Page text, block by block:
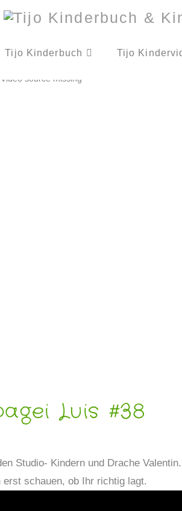
Tijo Kinderbuch Tijo
Video source missing
Luis #38
Studio- Kindern und Drache
schauen, ob Ihr richtig lagt.